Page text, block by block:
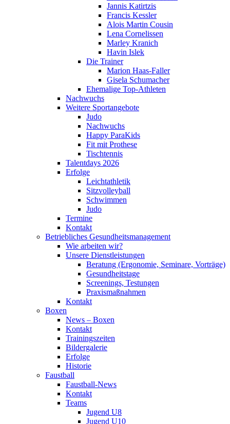
Jannis Katirtzis
Francis Kessler
Alois Martin Cousin
Lena Cornelissen
Marley Kranich
Havin Islek
Die Trainer
Marion Haas-Faller
Gisela Schumacher
Ehemalige Top-Athleten
Nachwuchs
Weitere Sportangebote
Judo
Nachwuchs
Happy ParaKids
Fit mit Prothese
Tischtennis
Talentdays 2026
Erfolge
Leichtathletik
Sitzvolleyball
Schwimmen
Judo
Termine
Kontakt
Betriebliches Gesundheits­management
Wie arbeiten wir?
Unsere Dienstleistungen
Beratung (Ergonomie, Seminare, Vorträge)
Gesundheitstage
Screenings, Testungen
Praxismaßnahmen
Kontakt
Boxen
News – Boxen
Kontakt
Trainingszeiten
Bildergalerie
Erfolge
Historie
Faustball
Faustball-News
Kontakt
Teams
Jugend U8
Jugend U10